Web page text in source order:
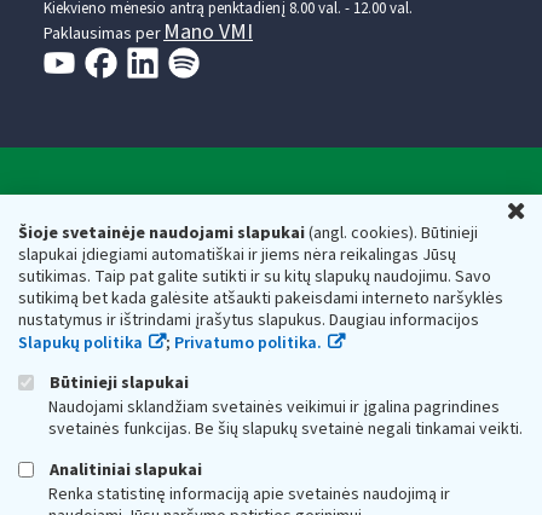
Šioje svetainėje naudojami slapukai(angl. cookies). Būtinieji
slapukai įdiegiami automatiškai ir jiems nėra reikalingas Jūsų
sutikimas. Taip pat galite sutikti ir su kitų slapukų naudojimu. Savo
sutikimą bet kada galėsite atšaukti pakeisdami interneto naršyklės
nustatymus ir ištrindami įrašytus slapukus. Daugiau informacijos
Slapukų politika
; Privatumo politika.
Būtinieji slapukai
Naudojami sklandžiam svetainės veikimui ir įgalina pagrindines
svetainės funkcijas. Be šių slapukų svetainė negali tinkamai veikti.
Analitiniai slapukai
Renka statistinę informaciją apie svetainės naudojimą ir
Kiekvieno mėnesio antrą penktadienį 8.00 val. - 12.00 val.
Paklausimas per Mano VMI
Respublikos finansų ministerijos
Biudžetinė įstaiga. Juridinio asmens kodas — 188659752,
adresas: Vasario 16-osios g. 14, 01107 Vilnius, Lietuva, el.paštas:
vmi@vmi.lt, E. pristatymo dėžutės adresas 188659752
Duomenys apie Valstybinę mokesčių inspekciją prie Lietuvos
Respublikos finansų ministerijos kaupiami ir saugomi Juridinių